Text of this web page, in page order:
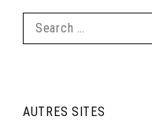
Search
AUTRES SITES